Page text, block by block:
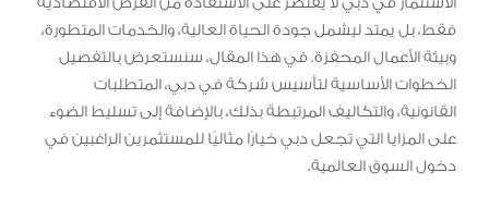
فقط، بل يمتد ليشمل جودة الحياة العالية، والخدمات المتطورة،
وبيئة الأعمال المحفزة. في هذا المقال، سنستعرض بالتفصيل
الخطوات الأساسية لتأسيس شركة في دبي، المتطلبات
القانونية، والتكاليف المرتبطة بذلك، بالإضافة إلى تسليط الضوء
على المزايا التي تجعل دبي خيارًا مثاليًا للمستثمرين الراغبين في
دخول السوق العالمية.